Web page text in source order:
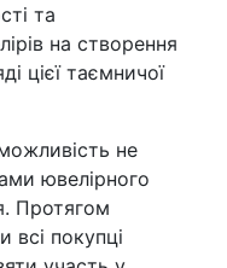
та
на створення
цієї таємничої
не
ювелірного
Протягом
всі покупці